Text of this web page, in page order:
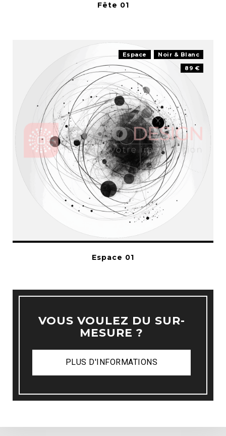
Fête 01
Espace
Noir & Blanc
89 €
Espace 01
VOUS VOULEZ DU SUR-
MESURE ?
PLUS D'INFORMATIONS